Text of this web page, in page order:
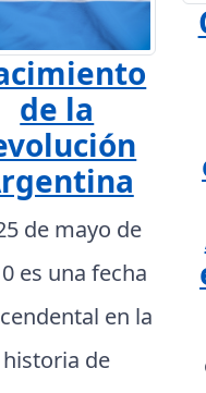
de la
de mayo de
es una fecha
en la
historia de